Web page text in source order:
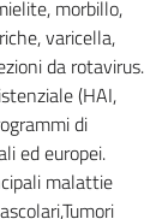
morbillo,
varicella,
da rotavirus.
(HAI,
di
ed europei.
malattie